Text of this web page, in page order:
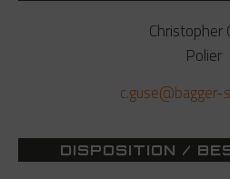
Christopher
Polier
DISPOSITION /